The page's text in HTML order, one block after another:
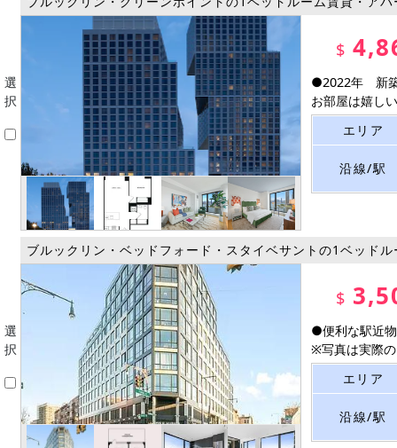
選
択
$
●2022年 新築
お部屋は嬉し
エリア
沿線/駅
選
択
ブルックリン・ベッドフォード・スタイベサントの1ベッド
$
●便利な駅近
※写真は実際
エリア
沿線/駅